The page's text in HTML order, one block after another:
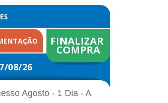
FINALIZAR
COMPRA
08/26
Agosto - 1 Dia - A